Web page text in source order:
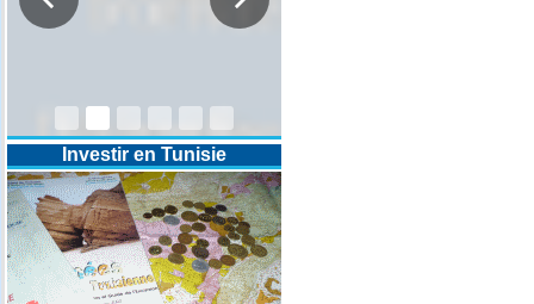
Investir en Tunisie